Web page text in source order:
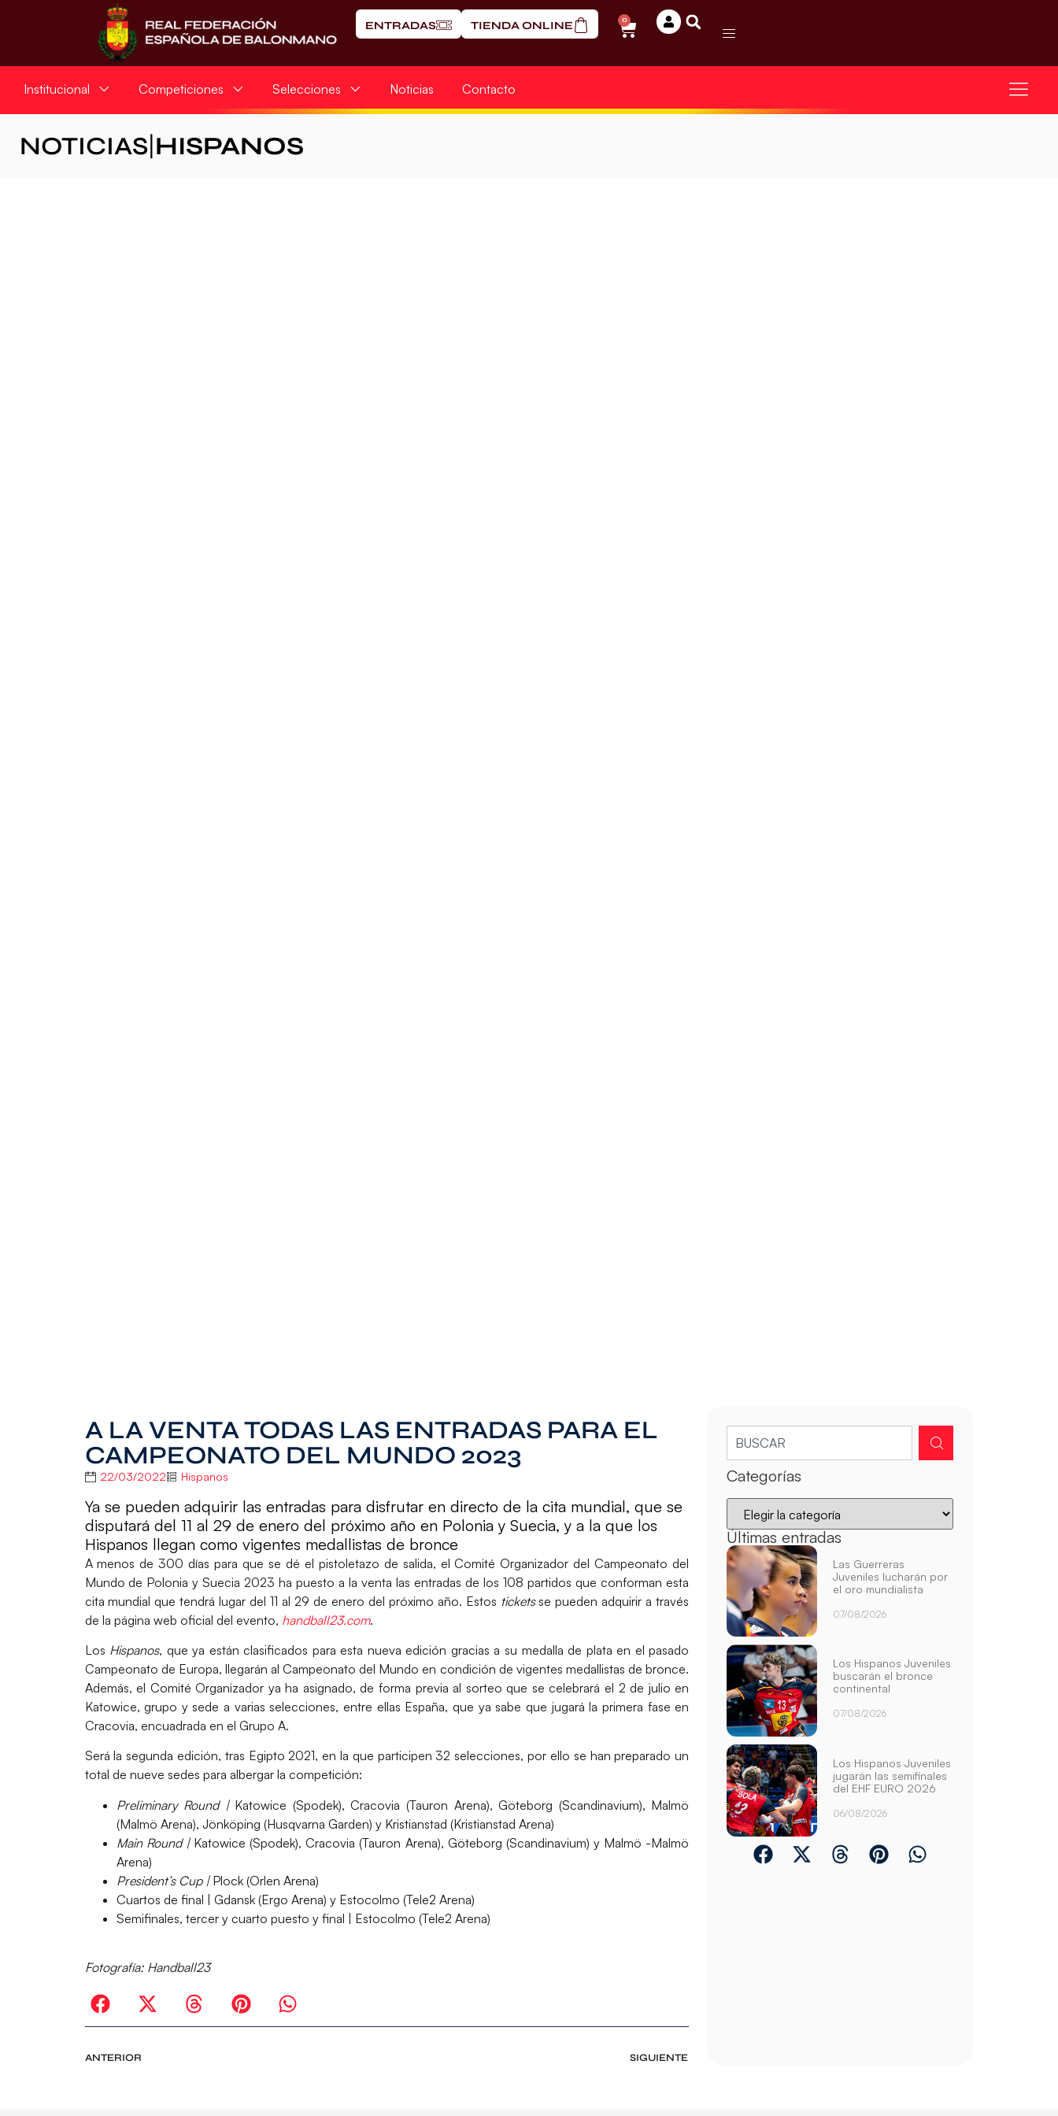
ENTRADAS TIENDA ONLINE 0
Institucional Competiciones Selecciones Noticias Contacto
NOTICIAS HISPANOS
A LA VENTA TODAS LAS ENTRADAS PARA EL
CAMPEONATO DEL MUNDO 2023
22/03/2022 Hispanos
Ya se pueden adquirir las entradas para disfrutar en directo de la cita mundial, que se
disputará del 11 al 29 de enero del próximo año en Polonia y Suecia, y a la que los
Hispanos llegan como vigentes medallistas de bronce
A menos de 300 días para que se dé el pistoletazo de salida, el Comité Organizador delCampeonato del
Mundo de Polonia y Suecia 2023 ha puesto a la venta las entradasde los 108 partidos que conforman esta
cita mundial que tendrá lugardel 11 al 29 de enero del próximo año. Estos ticketsse pueden adquirir a través
de la página web oficial del evento, handball23.com.
Los Hispanos, que ya están clasificados para esta nueva edición gracias a su medalla de plata en el pasado
Campeonato de Europa, llegarán al Campeonato del Mundo en condición de vigentes medallistas de bronce.
Además, el Comité Organizador ya ha asignado, de forma previa al sorteoque se celebrará el 2 de julio en
Katowice, grupo y sede a varias selecciones, entre ellas España, que ya sabe que jugará la primera fase en
Cracovia, encuadrada en el Grupo A.
Será la segunda edición, tras Egipto 2021, en la que participen 32 selecciones, por ello se han preparado un
total de nueve sedes para albergar la competición:
Preliminary Round | Katowice (Spodek),Cracovia (Tauron Arena),Göteborg (Scandinavium), Malmö
(Malmö Arena), Jönköping (Husqvarna Garden) y Kristianstad (Kristianstad Arena)
Main Round | Katowice(Spodek),Cracovia(Tauron Arena), Göteborg (Scandinavium) y Malmö -Malmö
Arena)
President’s Cup | Plock (Orlen Arena)
Cuartos de final | Gdansk (Ergo Arena) y Estocolmo (Tele2 Arena)
Semifinales, tercer y cuarto puesto y final | Estocolmo (Tele2 Arena)
Fotografía: Handball23
ANTERIOR SIGUIENTE
Categorías
Últimas entradas
Las Guerreras
Juveniles lucharán por
el oro mundialista
07/08/2026
Los Hispanos Juveniles
buscarán el bronce
continental
07/08/2026
Los Hispanos Juveniles
jugarán las semifinales
del EHF EURO 2026
06/08/2026